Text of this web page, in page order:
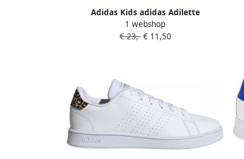
Adidas Kids adidas Adilette
Badslippers Kids Zwart Wit Roze
1 webshop
€ 23,-€ 11,50